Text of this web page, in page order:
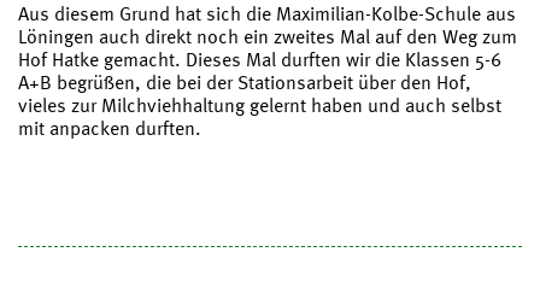
Aus diesem Grund hat sich die Maximilian-Kolbe-Schule aus
Löningen auch direkt noch ein zweites Mal auf den Weg zum
Hof Hatke gemacht. Dieses Mal durften wir die Klassen 5-6
A+B begrüßen, die bei der Stationsarbeit über den Hof,
vieles zur Milchviehhaltung gelernt haben und auch selbst
mit anpacken durften.